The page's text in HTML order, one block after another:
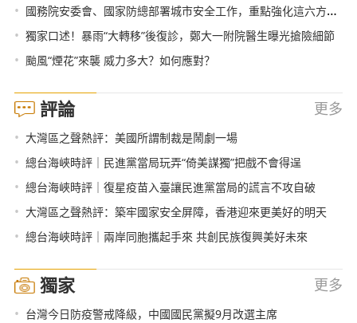
• 國務院安委會、國家防總部署城市安全工作，重點強化這六方面！
• 獨家口述！暴雨“大轉移”後復診，鄭大一附院醫生曝光搶險細節
• 颱風“煙花”來襲 威力多大？如何應對？
評論 更多
• 大灣區之聲熱評：美國所謂制裁是鬧劇一場
• 總台海峽時評｜民進黨當局玩弄“倚美謀獨”把戲不會得逞
• 總台海峽時評｜復星疫苗入臺讓民進黨當局的謊言不攻自破
• 大灣區之聲熱評：築牢國家安全屏障，香港迎來更美好的明天
• 總台海峽時評｜兩岸同胞攜起手來 共創民族復興美好未來
獨家 更多
• 台灣今日防疫警戒降級，中國國民黨擬9月改選主席